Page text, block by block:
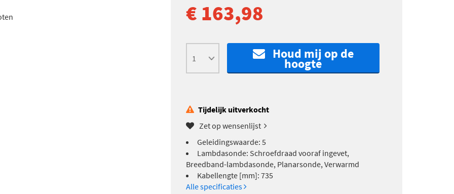
€ 163,98
Houd mij op de
hoogte
Tijdelijk uitverkocht
Zet op wensenlijst
Geleidingswaarde: 5
Lambdasonde: Schroefdraad vooraf ingevet,
Breedband-lambdasonde, Planarsonde, Verwarmd
Kabellengte [mm]: 735
Alle specificaties